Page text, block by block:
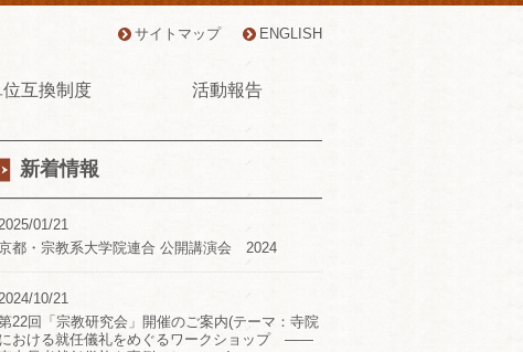
サイトマップ ENGLISH
互換制度 活動報告
新着情報
01/21
都・宗教系大学院連合 公開講演会 2024
10/21
22回「宗教研究会」開催のご案内(テーマ：寺院
における就任儀礼をめぐるワークショップ ――